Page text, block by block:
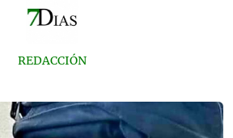
REDACCIÓN